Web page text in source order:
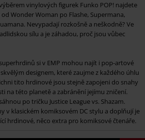
vinylových figurek Funko POP! najdete
Wonder Woman po Flashe, Supermana,
Nevypadají rozkošně a neškodně? Ve
sílu a je záhadou, proč jsou vůbec
si v EMP mohou najít i pop-artové
designem, které zaujme z každého úhlu
tito hrdinové jsou stejně zapojeni do snahy
na této planetě a zabránění jejímu zničení.
po tričku Justice League vs. Shazam.
v klasickém komiksovém DC stylu a doplňují je
hrdinové, něco extra pro komiksové čtenáře.